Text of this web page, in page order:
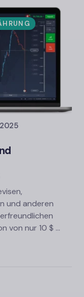
und anderen
von nur 10 $ …